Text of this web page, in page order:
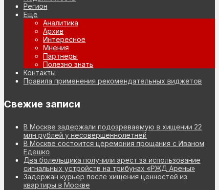
Регион
Еще
Аналитика
Архив
Интересное
Мнения
Партнеры
Полезно знать
Контакты
Правила применения рекомендательных виджетов
Свежие записи
В Москве задержали подозреваемую в хищении 22
млн рублей у несовершеннолетней
В Москве состоится церемония прощания с Иваном
Едешко
Два болельщика получили арест за использование
сигнальных устройств на трибунах «РЖД Арены»
Задержан курьер после хищения ценностей из
квартиры в Москве